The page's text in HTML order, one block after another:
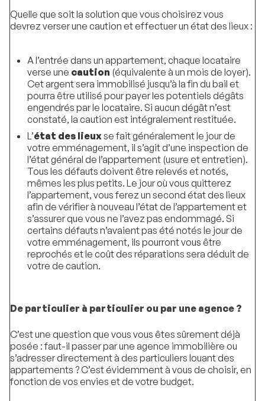
Quelle que soit la solution que vous choisirez vous
devrez verser une caution et effectuer un état des lieux :
A l’entrée dans un appartement, chaque locataire
verse une caution (équivalente à un mois de loyer).
Cet argent sera immobilisé jusqu’à la fin du bail et
pourra être utilisé pour payer les potentiels dégâts
engendrés par le locataire. Si aucun dégât n’est
constaté, la caution est intégralement restituée.
L’état des lieuxse fait généralement le jour de
votre emménagement, il s’agit d’une inspection de
l’état général de l’appartement (usure et entretien).
Tous les défauts doivent être relevés et notés,
mêmes les plus petits. Le jour où vous quitterez
l’appartement, vous ferez un second état des lieux
afin de vérifier à nouveau l’état de l’appartement et
s’assurer que vous ne l’avez pas endommagé. Si
certains défauts n’avaient pas été notés le jour de
votre emménagement, ils pourront vous être
reprochés et le coût des réparations sera déduit de
votre de caution.
De particulier à particulier ou par une agence ?
C’est une question que vous vous êtes sûrement déjà
posée : faut-il passer par une agence immobilière ou
s’adresser directement à des particuliers louant des
appartements ? C’est évidemment à vous de choisir, en
fonction de vos envies et de votre budget.